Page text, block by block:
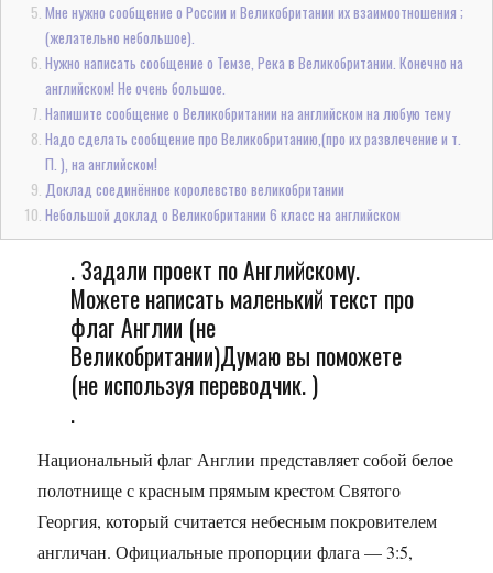
Мне нужно сообщение о России и Великобритании их взаимоотношения ;
(желательно небольшое).
Нужно написать сообщение о Темзе, Река в Великобритании. Конечно на
английском! Не очень большое.
Напишите сообщение о Великобритании на английском на любую тему
Надо сделать сообщение про Великобританию,(про их развлечение и т.
П. ), на английском!
Доклад соединённое королевство великобритании
Небольшой доклад о Великобритании 6 класс на английском
. Задали проект по Английскому.
Можете написать маленький текст про
флаг Англии (не
Великобритании)Думаю вы поможете
(не используя переводчик. )
.
Национальный флаг Англии представляет собой белое
полотнище с красным прямым крестом Святого
Георгия, который считается небесным покровителем
англичан. Официальные пропорции флага — 3:5,